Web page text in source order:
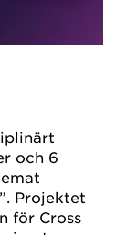
och 6
Projektet
för Cross